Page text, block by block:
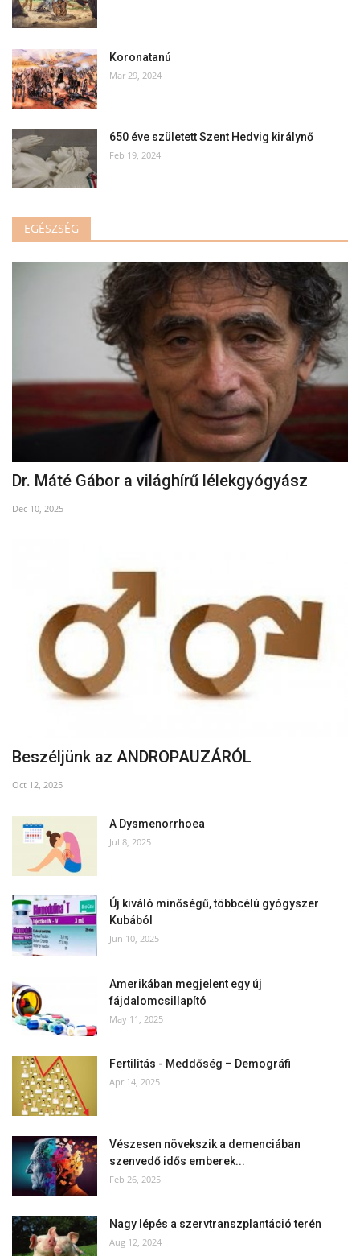
Koronatanú
Mar 29, 2024
650 éve született Szent Hedvig királynő
Feb 19, 2024
EGÉSZSÉG
Dr. Máté Gábor a világhírű lélekgyógyász
Dec 10, 2025
Beszéljünk az ANDROPAUZÁRÓL
Oct 12, 2025
A Dysmenorrhoea
Jul 8, 2025
Új kiváló minőségű, többcélú gyógyszer
Kubából
Jun 10, 2025
Amerikában megjelent egy új
fájdalomcsillapító
May 11, 2025
Fertilitás - Meddőség – Demográfi
Apr 14, 2025
Vészesen növekszik a demenciában
szenvedő idős emberek...
Feb 26, 2025
Nagy lépés a szervtranszplantáció terén
Aug 12, 2024